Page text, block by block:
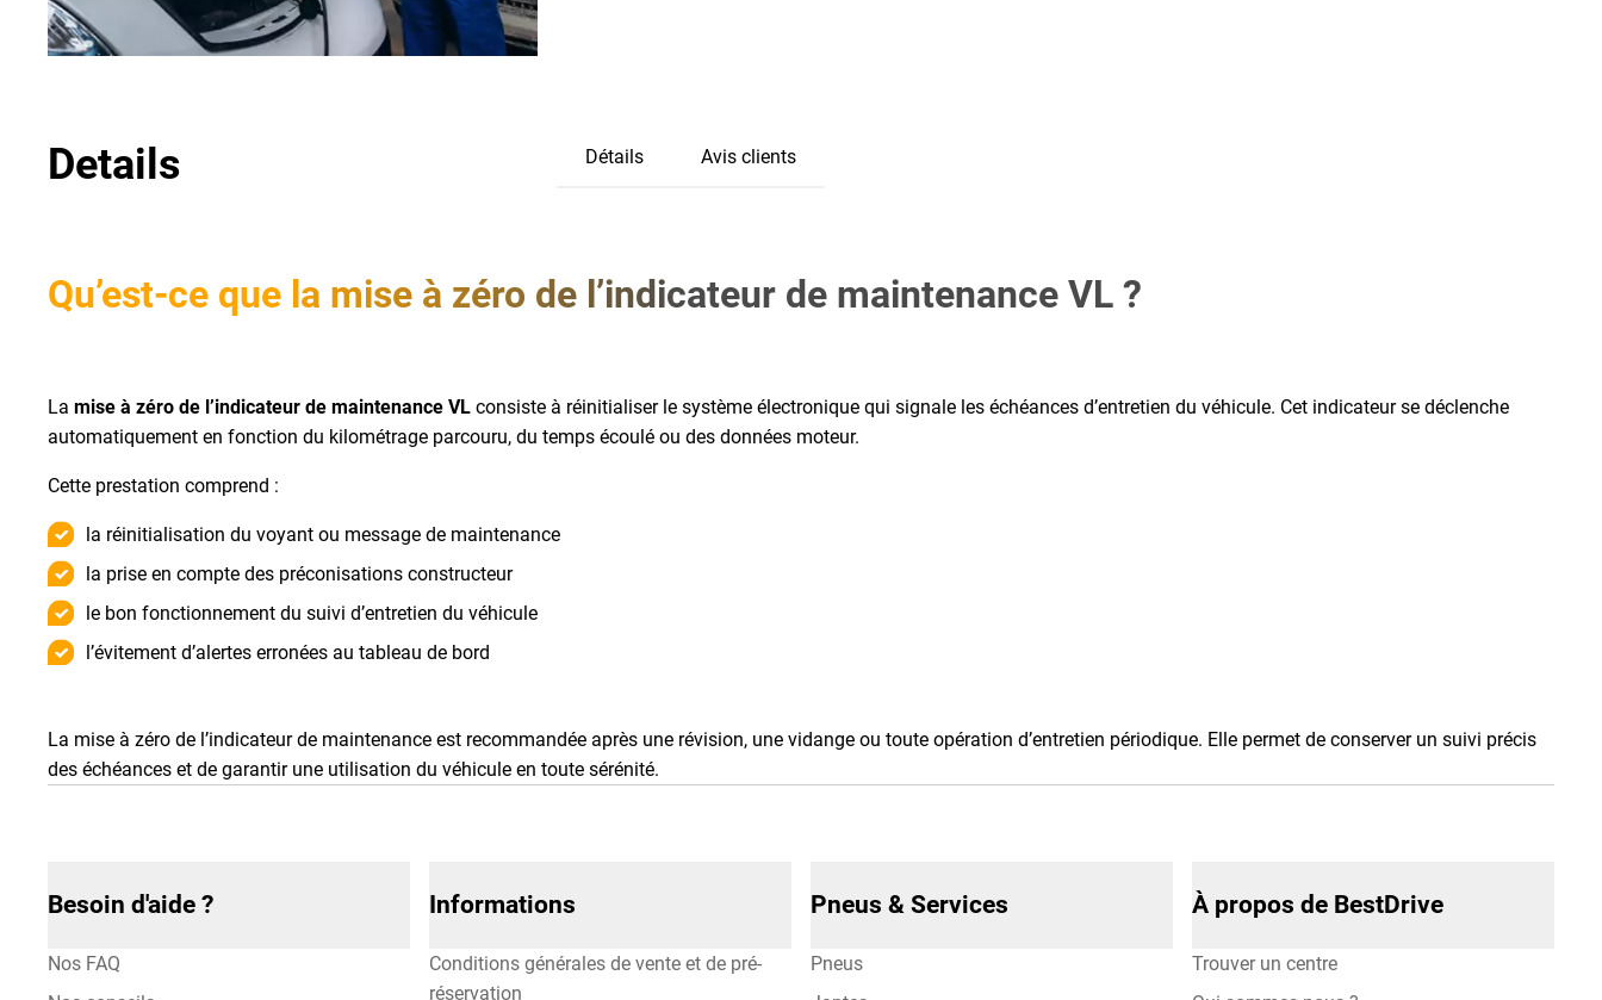
Details Détails Avis clients
Qu’est-ce que la mise à zéro de l’indicateur de maintenance VL ?
La mise à zéro de l’indicateur de maintenance VL consiste à réinitialiser le système électronique qui signale les échéances d’entretien du véhicule. Cet indicateur se déclenche
automatiquement en fonction du kilométrage parcouru, du temps écoulé ou des données moteur.
Cette prestation comprend :
la réinitialisation du voyant ou message de maintenance
la prise en compte des préconisations constructeur
le bon fonctionnement du suivi d’entretien du véhicule
l’évitement d’alertes erronées au tableau de bord
La mise à zéro de l’indicateur de maintenance est recommandée après une révision, une vidange ou toute opération d’entretien périodique. Elle permet de conserver un suivi précis
des échéances et de garantir une utilisation du véhicule en toute sérénité.
Besoin d'aide ?
Nos FAQ
Informations
Conditions générales de vente et de pré-
réservation
Pneus & Services
Pneus
À propos de BestDrive
Trouver un centre